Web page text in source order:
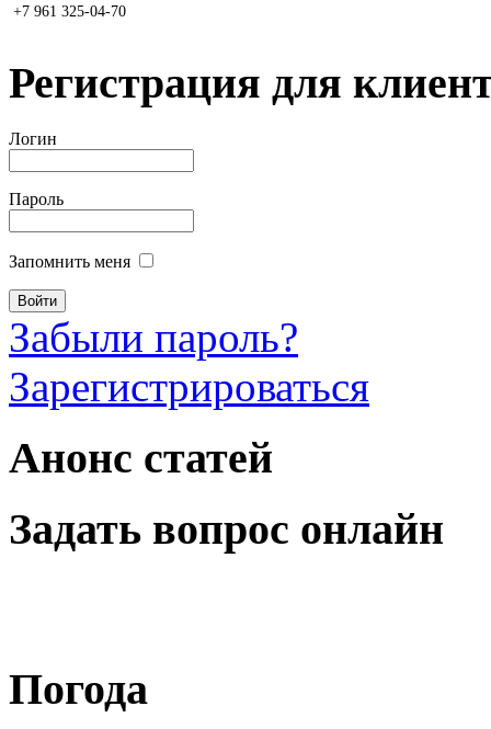
+7 961 325-04-70
Регистрация для
Логин
Пароль
Запомнить меня
Забыли пароль?
Зарегистрироваться
Анонс статей
Задать вопрос онлайн
Погода